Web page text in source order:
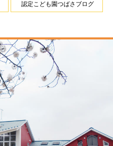
認定こども園つばさブログ